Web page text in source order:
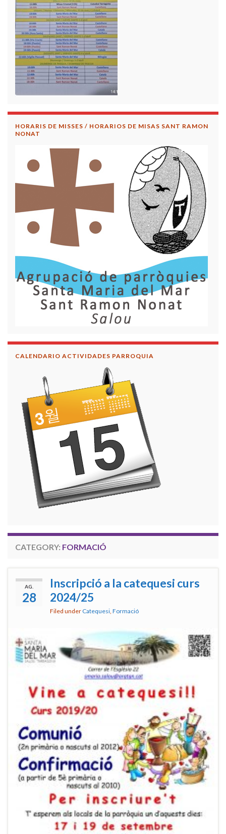
HORARIS DE MISSES / HORARIOS DE MISAS SANT RAMON
NONAT
CALENDARIO ACTIVIDADES PARROQUIA
CATEGORY: FORMACIÓ
AG.
28
Inscripció a la catequesi curs
2024/25
Filed under Catequesi, Formació